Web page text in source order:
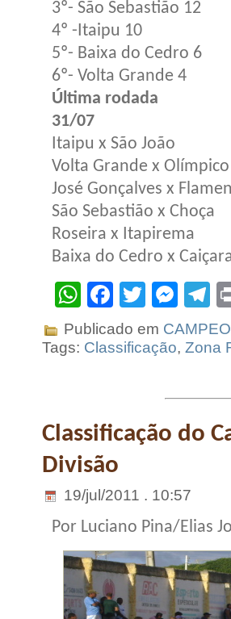
3º- São Sebastião 12
4º -Itaipu 10
5º- Baixa do Cedro 6
6º- Volta Grande 4
Última rodada
31/07
Itaipu x São João
Volta Grande x Olímpico
José Gonçalves x
São Sebastião x Choça
Roseira x Itapirema
Baixa do Cedro x
WhatsApp
Facebook
Twitter
Publicado em
Tags: Classificação, Zona
Classificação do
Divisão
19/jul/2011 . 10:57
Por Luciano Pina/Elias